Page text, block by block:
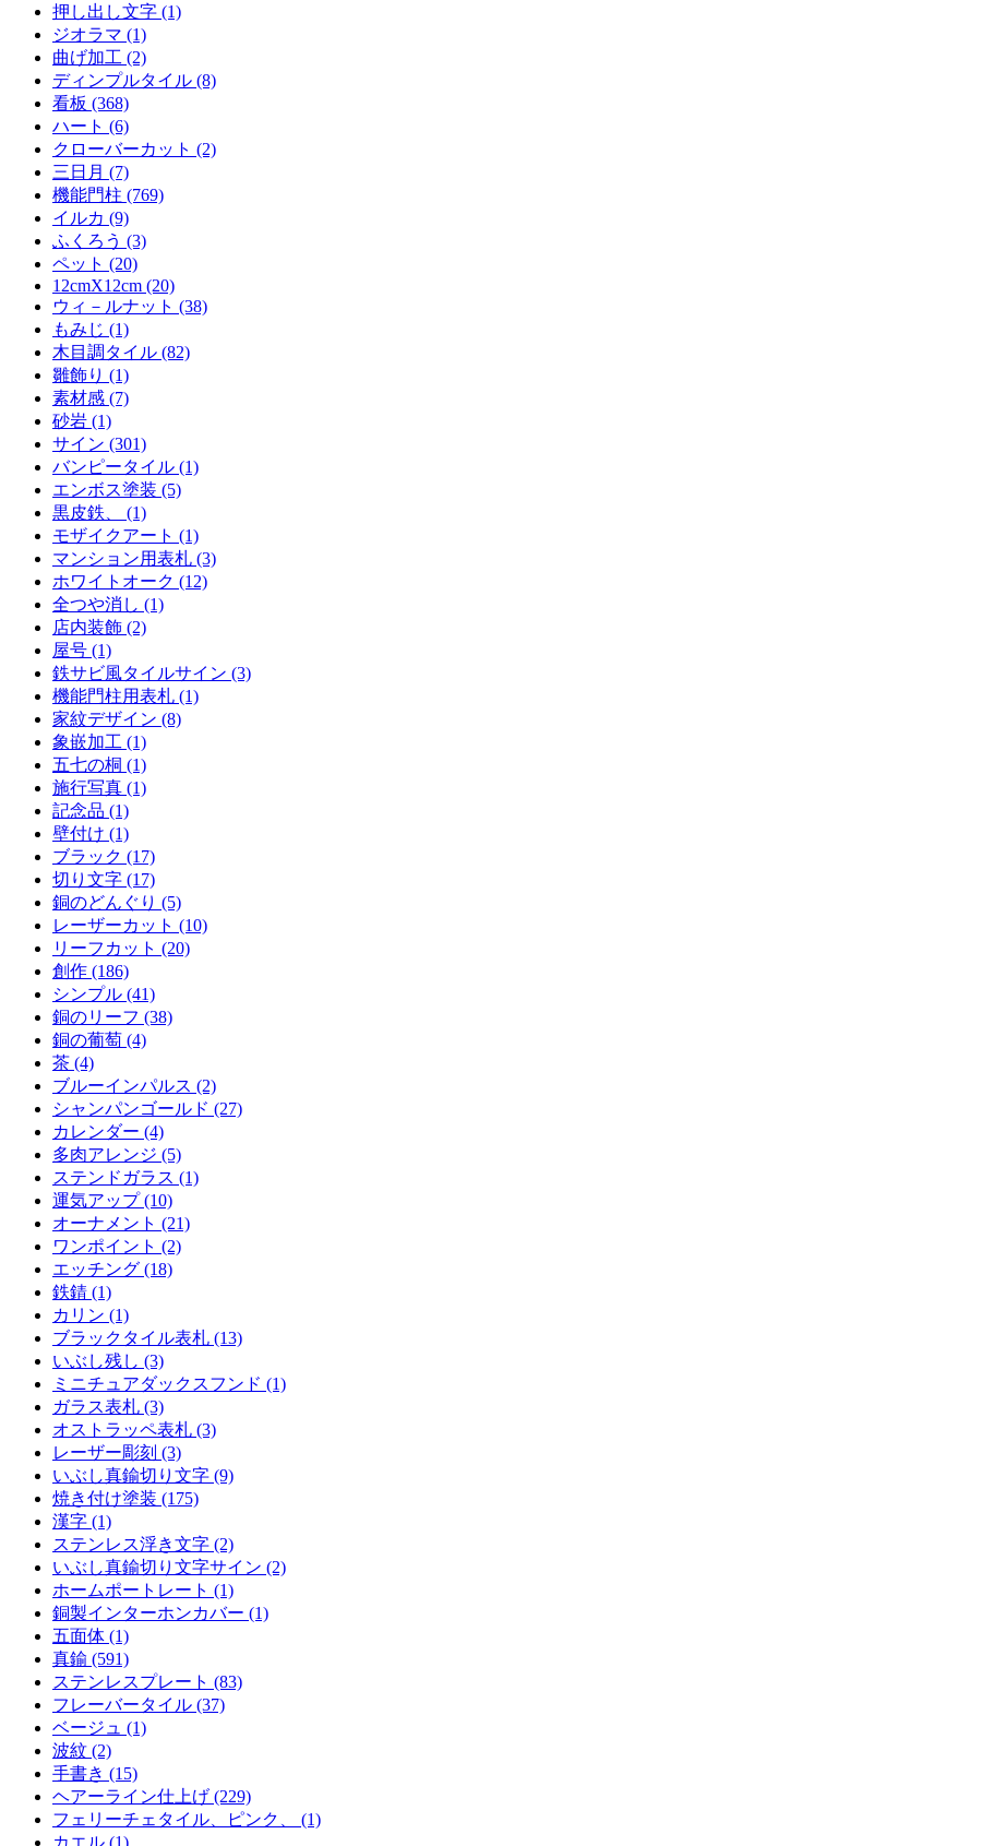
押し出し文字 (1)
ジオラマ (1)
曲げ加工 (2)
ディンプルタイル (8)
看板 (368)
ハート (6)
クローバーカット (2)
三日月 (7)
機能門柱 (769)
イルカ (9)
ふくろう (3)
ペット (20)
12cmX12cm (20)
ウィ－ルナット (38)
もみじ (1)
木目調タイル (82)
雛飾り (1)
素材感 (7)
砂岩 (1)
サイン (301)
バンピータイル (1)
エンボス塗装 (5)
黒皮鉄、 (1)
モザイクアート (1)
マンション用表札 (3)
ホワイトオーク (12)
全つや消し (1)
店内装飾 (2)
屋号 (1)
鉄サビ風タイルサイン (3)
機能門柱用表札 (1)
家紋デザイン (8)
象嵌加工 (1)
五七の桐 (1)
施行写真 (1)
記念品 (1)
壁付け (1)
ブラック (17)
切り文字 (17)
銅のどんぐり (5)
レーザーカット (10)
リーフカット (20)
創作 (186)
シンプル (41)
銅のリーフ (38)
銅の葡萄 (4)
茶 (4)
ブルーインパルス (2)
シャンパンゴールド (27)
カレンダー (4)
多肉アレンジ (5)
ステンドガラス (1)
運気アップ (10)
オーナメント (21)
ワンポイント (2)
エッチング (18)
鉄錆 (1)
カリン (1)
ブラックタイル表札 (13)
いぶし残し (3)
ミニチュアダックスフンド (1)
ガラス表札 (3)
オストラッペ表札 (3)
レーザー彫刻 (3)
いぶし真鍮切り文字 (9)
焼き付け塗装 (175)
漢字 (1)
ステンレス浮き文字 (2)
いぶし真鍮切り文字サイン (2)
ホームポートレート (1)
銅製インターホンカバー (1)
五面体 (1)
真鍮 (591)
ステンレスプレート (83)
フレーバータイル (37)
ベージュ (1)
波紋 (2)
手書き (15)
ヘアーライン仕上げ (229)
フェリーチェタイル、ピンク、 (1)
カエル (1)